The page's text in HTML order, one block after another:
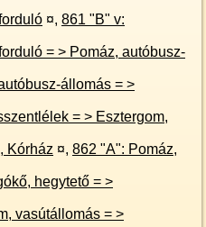
¤, 861 "B" v:
autóbusz-
állomás = >
Kórház ¤, 862 "A": Pomáz,